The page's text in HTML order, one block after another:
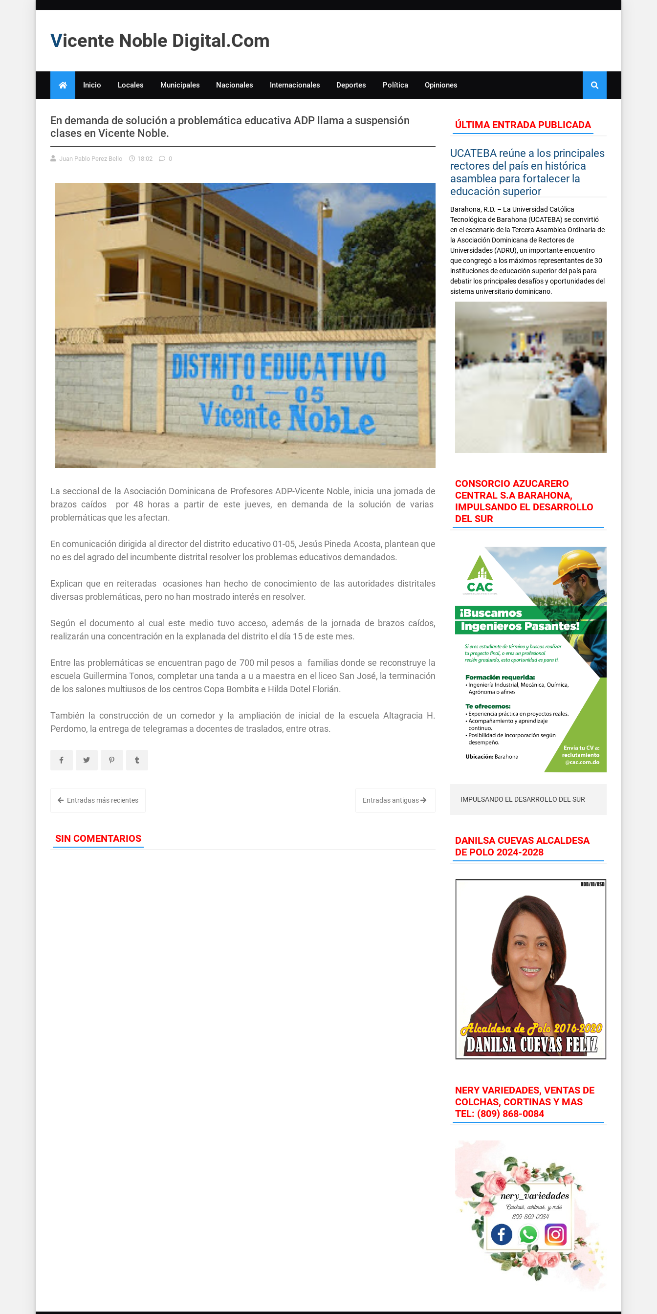
Vicente Noble Digital.Com
Inicio Locales Municipales Nacionales Internacionales Deportes Política Opiniones
En demanda de solución a problemática educativa ADP llama a suspensión
clases en Vicente Noble.
Juan Pablo Perez Bello 18:02 0
La seccional de la Asociación Dominicana de Profesores ADP-Vicente Noble, inicia una jornada de
brazos caídos por 48 horas a partir de este jueves, en demanda de la solución de varias
problemáticas que les afectan.
En comunicación dirigida al director del distrito educativo 01-05, Jesús Pineda Acosta, plantean que
no es del agrado del incumbente distrital resolver los problemas educativos demandados.
Explican que en reiteradas ocasiones han hecho de conocimiento de las autoridades distritales
diversas problemáticas, pero no han mostrado interés en resolver.
Según el documento al cual este medio tuvo acceso, además de la jornada de brazos caídos,
realizarán una concentración en la explanada del distrito el día 15 de este mes.
Entre las problemáticas se encuentran pago de 700 mil pesos a familias donde se reconstruye la
escuela Guillermina Tonos, completar una tanda a u a maestra en el liceo San José, la terminación
de los salones multiusos de los centros Copa Bombita e Hilda Dotel Florián.
También la construcción de un comedor y la ampliación de inicial de la escuela Altagracia H.
Perdomo, la entrega de telegramas a docentes de traslados, entre otras.
Entradas más recientes Entradas antiguas
SIN COMENTARIOS
ÚLTIMA ENTRADA PUBLICADA
UCATEBA reúne a los principales
rectores del país en histórica
asamblea para fortalecer la
educación superior
Barahona, R.D. – La Universidad Católica
Tecnológica de Barahona (UCATEBA) se convirtió
en el escenario de la Tercera Asamblea Ordinaria de
la Asociación Dominicana de Rectores de
Universidades (ADRU), un importante encuentro
que congregó a los máximos representantes de 30
instituciones de educación superior del país para
debatir los principales desafíos y oportunidades del
sistema universitario dominicano.
CONSORCIO AZUCARERO
CENTRAL S.A BARAHONA,
IMPULSANDO EL DESARROLLO
DEL SUR
IMPULSANDO EL DESARROLLO DEL SUR
DANILSA CUEVAS ALCALDESA
DE POLO 2024-2028
NERY VARIEDADES, VENTAS DE
COLCHAS, CORTINAS Y MAS
TEL: (809) 868-0084